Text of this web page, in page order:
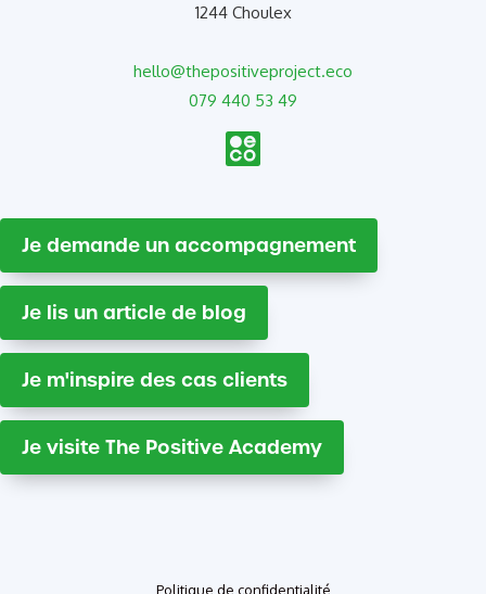
1244 Choulex
hello@thepositiveproject.eco
079 440 53 49
Je demande un accompagnement
Je lis un article de blog
Je m'inspire des cas clients
Je visite The Positive Academy
Politique de confidentialité